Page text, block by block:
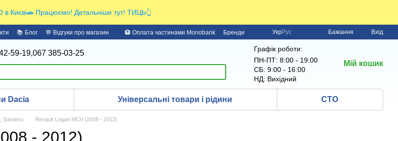
Києві🚗 Працюємо! Детальніше тут! ТИЦЬ👆
📚 Блог 💬 Відгуки про магазин 🏦 Оплата частинами Monobank Бренди УкрРус Бажання Вхід
59-19,067 385-03-25
Графік роботи:
ПН-ПТ: 8:00 - 19:00
СБ: 9:00 - 16:00
НД: Вихідний
Мій кошик
Dacia Універсальні товари і рідини СТО
Sandero Renault Logan MCV (2008 - 2012)
- 2012)